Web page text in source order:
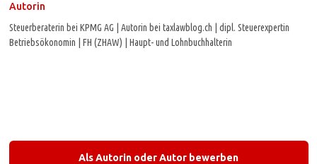
Autorin
Steuerberaterin bei KPMG AG | Autorin bei taxlawblog.ch | dipl. Steuerexpertin
Betriebsökonomin | FH (ZHAW) | Haupt- und Lohnbuchhalterin
Als Autorin oder Autor bewerben